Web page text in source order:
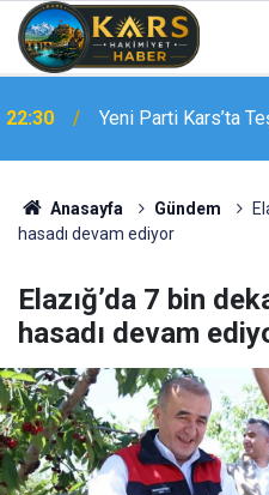
22:10
Kuvvetli Yağış
Anasayfa Gündem
hasadı devam ediyor
Elazığ’da 7 bin
hasadı devam